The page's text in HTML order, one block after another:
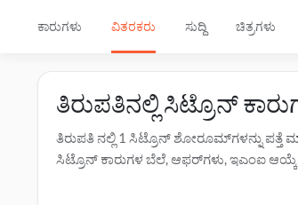
ಕಾರುಗಳು ವಿತರಕರು ಸುದ್ದಿ ಚಿತ್ರಗಳು
ತಿರುಪತಿನಲ್ಲಿ ಸಿಟ್ರೊನ್
ತಿರುಪತಿ ನಲ್ಲಿ 1 ಸಿಟ್ರೊನ್ ಶೋರೂಮ್‌ಗಳನ್ನು ಪತ್ತೆ
ಸಿಟ್ರೊನ್ ಕಾರುಗಳ ಬೆಲೆ, ಆಫರ್‌ಗಳು, ಇಎಂಐ